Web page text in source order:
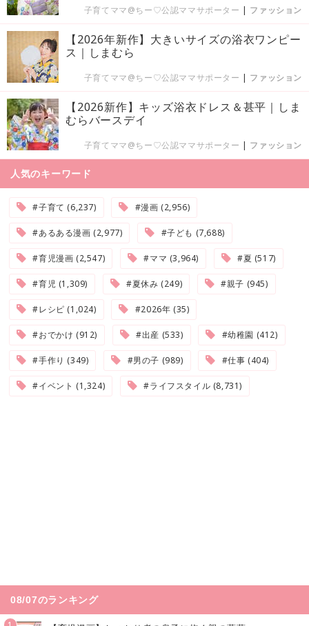
子育てママ@ちー♡公認ママサポーター | ファッション
【2026年新作】大きいサイズの浴衣ワンピー
ス｜しまむら
子育てママ@ちー♡公認ママサポーター | ファッション
【2026新作】キッズ浴衣ドレス＆甚平｜しま
むらバースデイ
子育てママ@ちー♡公認ママサポーター | ファッション
人気のキーワード
#子育て (6,237) #漫画 (2,956)
#あるある漫画 (2,977) #子ども (7,688)
#育児漫画 (2,547) #ママ (3,964) #夏 (517)
#育児 (1,309) #夏休み (249) #親子 (945)
#レシピ (1,024) #2026年 (35)
#おでかけ (912) #出産 (533) #幼稚園 (412)
#手作り (349) #男の子 (989) #仕事 (404)
#イベント (1,324) #ライフスタイル (8,731)
08/07のランキング